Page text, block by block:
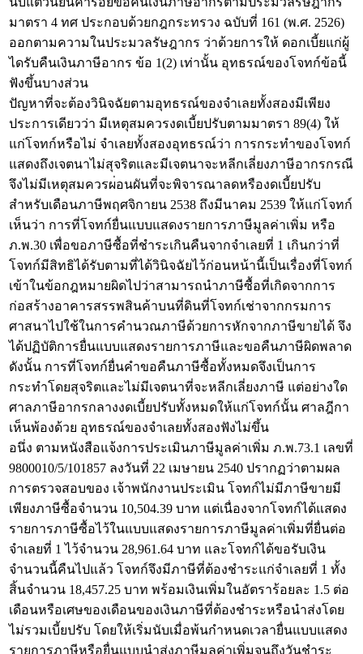
มาตรา 4 ทศ ประกอบด้วยกฎกระทรวง ฉบับที่ 161 (พ.ศ. 2526)
ออกตามความในประมวลรัษฎากร ว่าด้วยการให้ ดอกเบี้ยแก่ผู้
ไดรับคืนเงินภาษีอากร ข้อ 1(2) เท่านั้น อุทธรณ์ของโจทก์ข้อนี้
ฟังขึ้นบางส่วน
ปัญหาที่จะต้องวินิจฉัยตามอุทธรณ์ของจำเลยทั้งสองมีเพียง
ประการเดียวว่า มีเหตุสมควรงดเบี้ยปรับตามมาตรา 89(4) ให้
แก่โจทก์หรือไม่ จำเลยทั้งสองอุทธรณ์ว่า การกระทำของโจทก์
แสดงถึงเจตนาไม่สุจริตและมีเจตนาจะหลีกเลี่ยงภาษีอากรกรณี
จึงไม่มีเหตุสมควรผ่อนผันที่จะพิจารณาลดหรืองดเบี้ยปรับ
สำหรับเดือนภาษีพฤศจิกายน 2538 ถึงมีนาคม 2539 ให้แก่โจทก์
เห็นว่า การที่โจทก์ยื่นแบบแสดงรายการภาษีมูลค่าเพิ่ม หรือ
ภ.พ.30 เพื่อขอภาษีซื้อที่ชำระเกินคืนจากจำเลยที่ 1 เกินกว่าที่
โจทก์มีสิทธิได้รับตามที่ได้วินิจฉัยไว้ก่อนหน้านี้เป็นเรื่องที่โจทก์
เข้าในข้อกฎหมายผิดไปว่าสามารถนำภาษีซื้อที่เกิดจากการ
ก่อสร้างอาคารสรรพสินค้าบนที่ดินที่โจทก์เช่าจากกรมการ
ศาสนาไปใช้ในการคำนวณภาษีด้วยการหักจากภาษีขายได้ จึง
ได้ปฏิบัติการยื่นแบบแสดงรายการภาษีและขอคืนภาษีผิดพลาด
ดังนั้น การที่โจทก์ยื่นคำขอคืนภาษีซื้อทั้งหมดจึงเป็นการ
กระทำโดยสุจริตและไม่มีเจตนาที่จะหลีกเลี่ยงภาษี แต่อย่างใด
ศาลภาษีอากรกลางงดเบี้ยปรับทั้งหมดให้แก่โจทก์นั้น ศาลฎีกา
เห็นพ้องด้วย อุทธรณ์ของจำเลยทั้งสองฟังไม่ขึ้น
อนึ่ง ตามหนังสือแจ้งการประเมินภาษีมูลค่าเพิ่ม ภ.พ.73.1 เลขที่
9800010/5/101857 ลงวันที่ 22 เมษายน 2540 ปรากฏว่าตามผล
การตรวจสอบของ เจ้าพนักงานประเมิน โจทก์ไม่มีภาษีขายมี
เพียงภาษีซื้อจำนวน 10,504.39 บาท แต่เนื่องจากโจทก์ได้แสดง
รายการภาษีซื้อไว้ในแบบแสดงรายการภาษีมูลค่าเพิ่มที่ยื่นต่อ
จำเลยที่ 1 ไว้จำนวน 28,961.64 บาท และโจทก์ได้ขอรับเงิน
จำนวนนี้คืนไปแล้ว โจทก์จึงมีภาษีที่ต้องชำระแก่จำเลยที่ 1 ทั้ง
สิ้นจำนวน 18,457.25 บาท พร้อมเงินเพิ่มในอัตราร้อยละ 1.5 ต่อ
เดือนหรือเศษของเดือนของเงินภาษีที่ต้องชำระหรือนำส่งโดย
ไม่รวมเบี้ยปรับ โดยให้เริ่มนับเมื่อพ้นกำหนดเวลายื่นแบบแสดง
รายการภาษีหรือยื่นแบบนำส่งภาษีมูลค่าเพิ่มจนถึงวันชำระ